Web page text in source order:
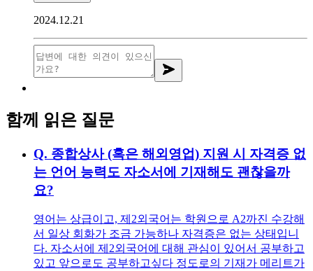
2024.12.21
함께 읽은 질문
Q. 종합상사 (혹은 해외영업) 지원 시 자격증 없
는 언어 능력도 자소서에 기재해도 괜찮을까
요?
영어는 상급이고, 제2외국어는 학원으로 A2까진 수강해
서 일상 회화가 조금 가능하나 자격증은 없는 상태입니
다. 자소서에 제2외국어에 대해 관심이 있어서 공부하고
있고 앞으로도 공부하고싶다 정도로의 기재가 메리트가